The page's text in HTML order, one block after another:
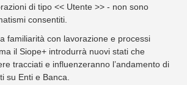
di tipo << Utente >> - non sono
consentiti.
familiarità con lavorazione e processi
il Siope+ introdurrà nuovi stati che
tracciati e influenzeranno l’andamento di
su Enti e Banca.